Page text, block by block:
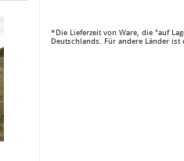
*Die Lieferzeit von Ware, die "auf
Deutschlands. Für andere Länder ist